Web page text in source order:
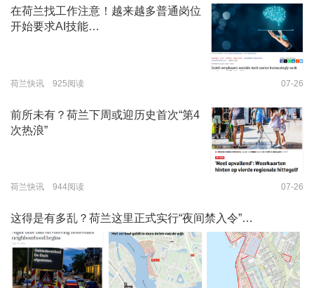
在荷兰找工作注意！越来越多普通岗位
开始要求AI技能…
荷兰快讯 925阅读 07-26
前所未有？荷兰下周或迎历史首次“第4
次热浪”
荷兰快讯 944阅读 07-26
这得是有多乱？荷兰这里正式实行“夜间禁入令”…